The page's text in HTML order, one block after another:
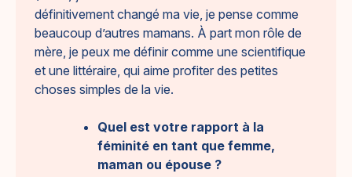
définitivement changé ma vie, je pense comme
beaucoup d’autres mamans. À part mon rôle de
mère, je peux me définir comme une scientifique
et une littéraire, qui aime profiter des petites
choses simples de la vie.
Quel est votre rapport à la
féminité en tant que femme,
maman ou épouse ?